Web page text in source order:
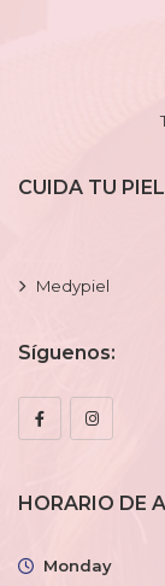
CUIDA TU PIEL
Medypiel
Síguenos:
HORARIO DE
Monday